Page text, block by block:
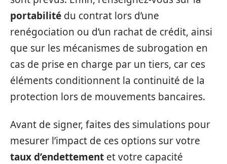
portabilité du contrat lors d’une
renégociation ou d’un rachat de crédit, ainsi
que sur les mécanismes de subrogation en
cas de prise en charge par un tiers, car ces
éléments conditionnent la continuité de la
protection lors de mouvements bancaires.
Avant de signer, faites des simulations pour
mesurer l’impact de ces options sur votre
taux d’endettement et votre capacité